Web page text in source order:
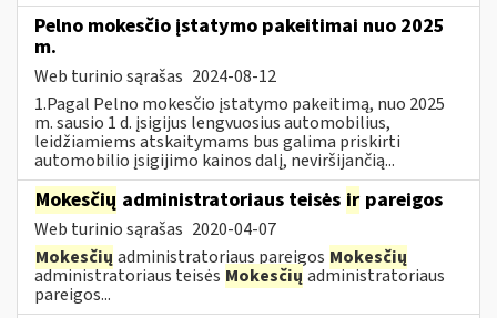
Pelno mokesčio įstatymo pakeitimai nuo 2025
m.
Web turinio sąrašas 2024-08-12
1.Pagal Pelno mokesčio įstatymo pakeitimą, nuo 2025
m. sausio 1 d. įsigijus lengvuosius automobilius,
leidžiamiems atskaitymams bus galima priskirti
automobilio įsigijimo kainos dalį, neviršijančią...
Mokesčių administratoriaus teisės ir pareigos
Web turinio sąrašas 2020-04-07
Mokesčių administratoriaus pareigos Mokesčių
administratoriaus teisės Mokesčių administratoriaus
pareigos...